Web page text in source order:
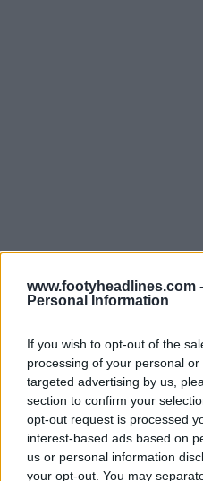
www.footyheadlines.com -
Personal Information
If you wish to opt-out of the
processing of your personal
targeted advertising by us,
section to confirm your
opt-out request is processed
interest-based ads based on
us or personal information
your opt-out. You may